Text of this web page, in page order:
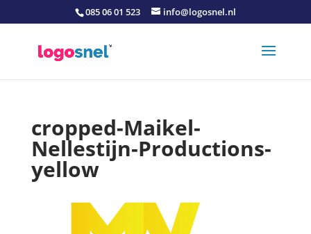
085 06 01 523 info@logosnel.nl
cropped-Maikel-
Nellestijn-Productions-
yellow